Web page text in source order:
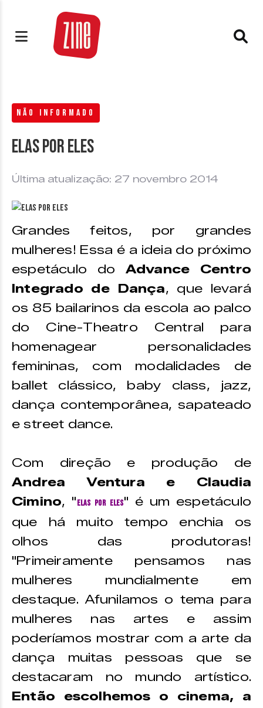
NÃO INFORMADO
Elas por Eles
Última atualização: 27 novembro 2014
Grandes feitos, por grandes
mulheres! Essa é a ideia do próximo
espetáculo do Advance Centro
Integrado de Dança, que levará
os 85 bailarinos da escola ao palco
do Cine-Theatro Central para
homenagear personalidades
femininas, com modalidades de
ballet clássico, baby class, jazz,
dança contemporânea, sapateado
e street dance.
Com direção e produção de
Andrea Ventura e Claudia
Cimino, "Elas por Eles" é um espetáculo
que há muito tempo enchia os
olhos das produtoras!
"Primeiramente pensamos nas
mulheres mundialmente em
destaque. Afunilamos o tema para
mulheres nas artes e assim
poderíamos mostrar com a arte da
dança muitas pessoas que se
destacaram no mundo artístico.
Então escolhemos o cinema, a